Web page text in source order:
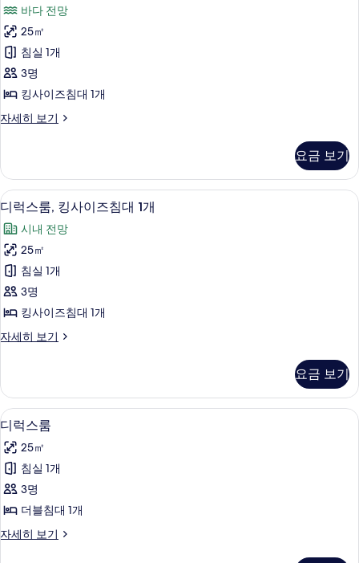
다
전
망
사
진
모
기
대
2
개,
바
다
전
망
자
기
미
엄
룸,
킹
이
침
대
1
개,
바
다
전
망
사
두
보
기
바다 전망
25㎡
침실 1개
3명
킹사이즈침대 1개
자세히 보기
프
룸,
킹
사
이
즈
침
대
개,
바
다
전
히
보
기
요금 보기
디
럭
스
룸,
킹
사
즈
대
개
사
진
모
두
보
객실 내 금고, 암막 커튼, 다리미/다리
6
디럭스룸, 킹사이즈침대 1개
시내 전망
25㎡
침실 1개
3명
킹사이즈침대 1개
자세히 보기
디
킹
사
이
즈
침
대
개
자
히
요금 보기
디
럭
스
룸
사
모
객실 내 금고, 암막 커튼, 다리미/다리
4
디럭스룸
25㎡
침실 1개
3명
더블침대 1개
자세히 보기
디